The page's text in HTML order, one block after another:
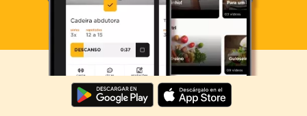
Descarga ahora lo Smart Fit App